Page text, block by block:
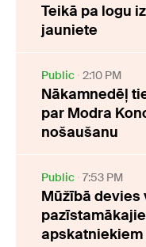
Teikā pa logu
jauniete
Public 2:10 PM
Nākamnedēļ
par Modra
nošaušanu
Public 7:53 PM
Mūžībā devies
apskatniekiem